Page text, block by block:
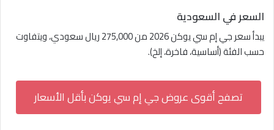
السعر في السعودية
يبدأ سعر جي إم سي يوكن 2026 من 275,000 ريال سعودي، ويتفاوت
حسب الفئة (أساسية، فاخرة، إلخ).
تصفح أقوى عروض جي إم سي يوكن بأقل الأسعار